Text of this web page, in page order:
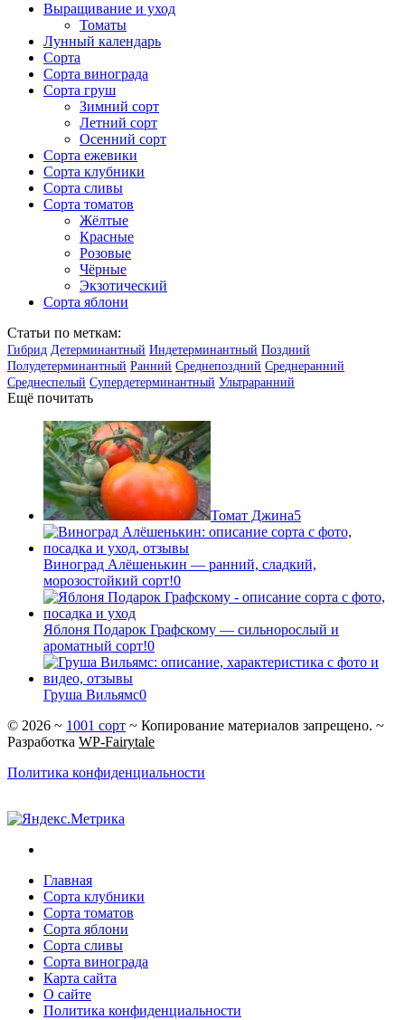
Выращивание и уход
Томаты
Лунный календарь
Сорта
Сорта винограда
Сорта груш
Зимний сорт
Летний сорт
Осенний сорт
Сорта ежевики
Сорта клубники
Сорта сливы
Сорта томатов
Жёлтые
Красные
Розовые
Чёрные
Экзотический
Сорта яблони
Статьи по меткам:
Гибрид Детерминантный Индетерминантный Поздний
Полудетерминантный Ранний Среднепоздний Среднеранний
Среднеспелый Супердетерминантный Ультраранний
Ещё почитать
Томат Джина5
Виноград Алёшенькин — ранний, сладкий,
морозостойкий сорт!0
Яблоня Подарок Графскому — сильнорослый и
ароматный сорт!0
Груша Вильямс0
© 2026 ~ 1001 сорт ~ Копирование материалов запрещено. ~
Разработка WP-Fairytale
Политика конфиденциальности
Главная
Сорта клубники
Сорта томатов
Сорта яблони
Сорта сливы
Сорта винограда
Карта сайта
О сайте
Политика конфиденциальности